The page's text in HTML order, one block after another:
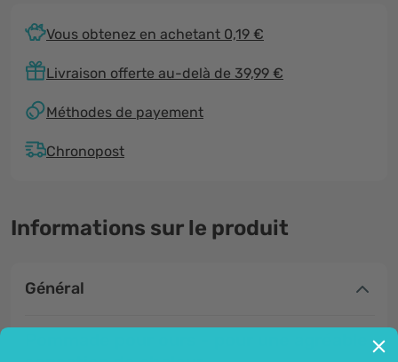
Vous obtenez en achetant 0,19 €
Livraison offerte au-delà de 39,99 €
Méthodes de payement
Chronopost
Informations sur le produit
Général